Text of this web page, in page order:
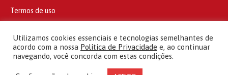
Termos de uso
© 2010 - 2026
Partido dos Trabalhadores Todos os direitos reservados
Utilizamos cookies essenciais e tecnologias semelhantes de
acordo com a nossa Política de Privacidade e, ao continuar
navegando, você concorda com estas condições.